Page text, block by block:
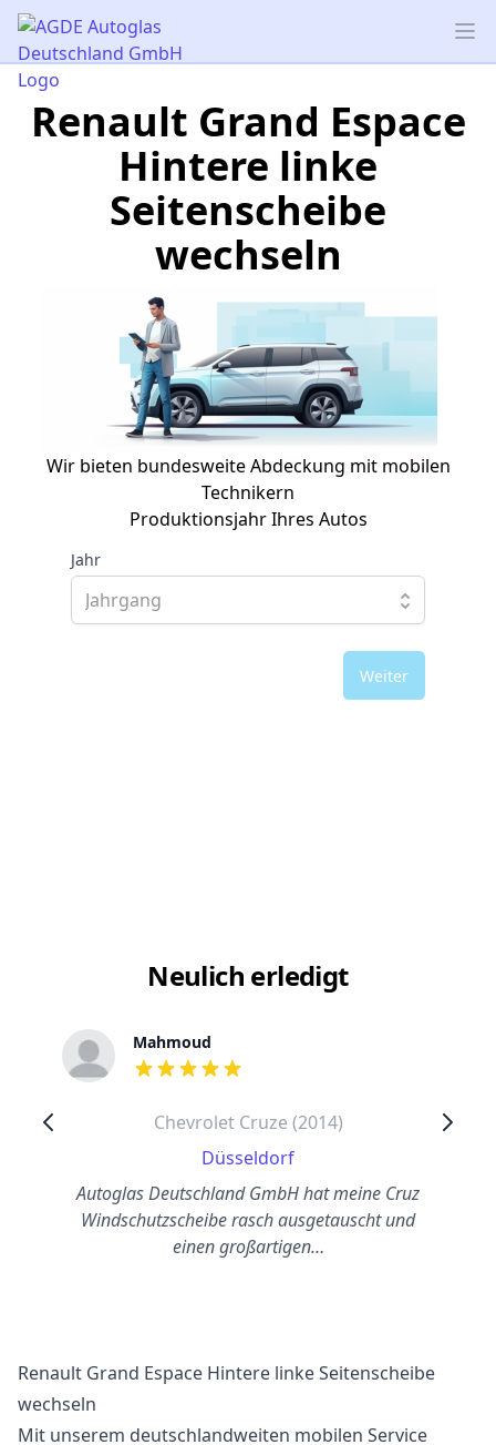
AGDE Autoglas Deutschland GmbH
Renault Grand Espace
Hintere linke
Seitenscheibe
wechseln
Wir bieten bundesweite Abdeckung mit mobilen
Technikern
Produktionsjahr Ihres Autos
Jahr
Weiter
Neulich erledigt
Mahmoud
out of 5 stars
Chevrolet Cruze (2014)
Düsseldorf
Autoglas Deutschland GmbH hat meine Cruz
Windschutzscheibe rasch ausgetauscht und
einen großartigen…
Renault Grand Espace Hintere linke Seitenscheibe
wechseln
Mit unserem deutschlandweiten mobilen Service